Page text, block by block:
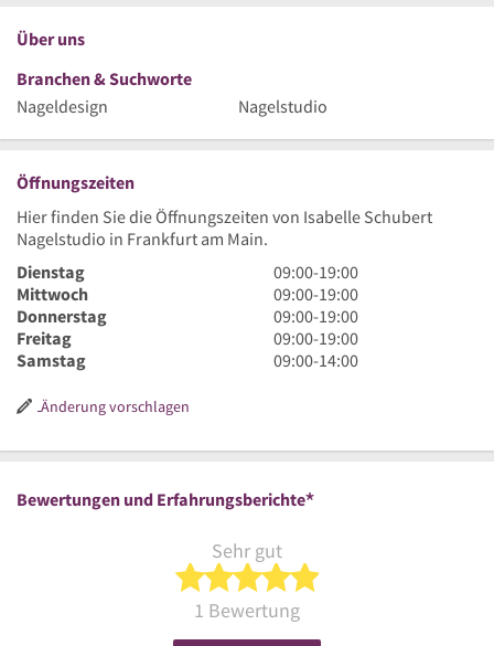
Über uns
Branchen & Suchworte
Nageldesign
Nagelstudio
Öffnungszeiten
Hier finden Sie die Öffnungszeiten von Isabelle Schubert
Nagelstudio in Frankfurt am Main.
Dienstag
9
Uhr
bis
19
Uhr
09:00-19:00
Mittwoch
9
Uhr
bis
19
09:00-19:00
Donnerstag
9
Uhr
bis
09:00-19:00
Freitag
9
Uhr
09:00-19:00
Samstag
9
Uhr
09:00-14:00
Änderung vorschlagen
Bewertungen und Erfahrungsberichte*
Sehr gut
5 von 5 Sternen
1 Bewertung